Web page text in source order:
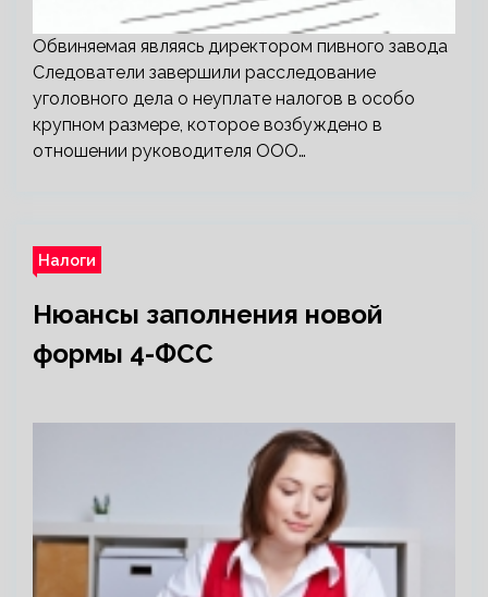
Обвиняемая являясь директором пивного завода
Следователи завершили расследование
уголовного дела о неуплате налогов в особо
крупном размере, которое возбуждено в
отношении руководителя ООО…
Налоги
Нюансы заполнения новой
формы 4-ФСС